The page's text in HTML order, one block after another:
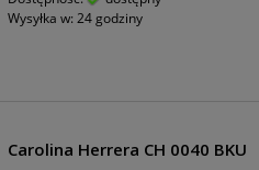
Wysyłka w: 24 godziny
Carolina Herrera CH 0040 BKU